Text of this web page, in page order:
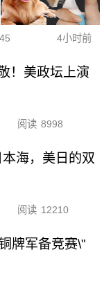
4小时前
！美政坛上演
阅读 8998
海，美日的双
阅读 12210
牌军备竞赛\"